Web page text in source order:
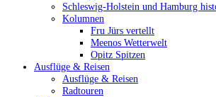
Schleswig-Holstein und Hamburg
Kolumnen
Fru Jürs vertellt
Meenos Wetterwelt
Opitz Spitzen
Ausflüge & Reisen
Ausflüge & Reisen
Radtouren